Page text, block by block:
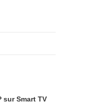
sur Smart TV